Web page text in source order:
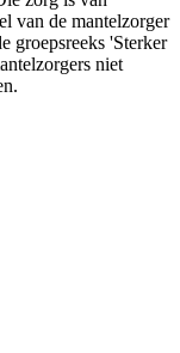
van de mantelzorger
groepsreeks 'Sterker
niet